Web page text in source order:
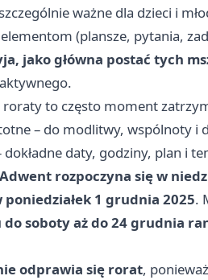
ważne dla dzieci i
(plansze, pytania,
jako główna postać tych
roraty to często moment
– do modlitwy, wspólnoty i
dokładne daty, godziny, plan i
Adwent rozpoczyna się w
poniedziałek 1 grudnia 2025.
do soboty aż do 24 grudnia
odprawia się rorat,